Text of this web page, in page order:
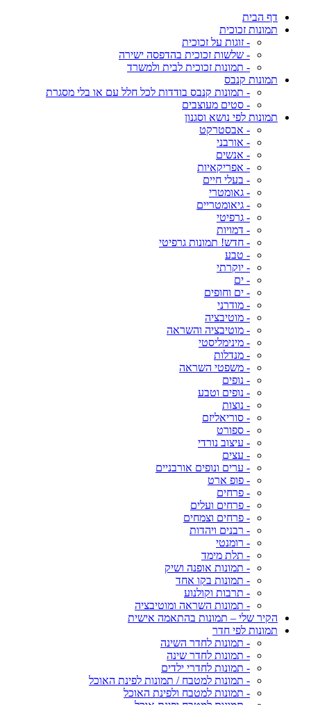
דף הבית
תמונות זכוכית
- זוגות על זכוכית
- שלשות זכוכית בהדפסה ישירה
- תמונות זכוכית לבית ולמשרד
תמונות קנבס
- תמונות קנבס בודדות לכל חלל עם או בלי מסגרת
- סטים מעוצבים
תמונות לפי נושא וסגנון
- אבסטרקט
- אורבני
- אנשים
- אפריקאיות
- בעלי חיים
- גאומטרי
- גיאומטריים
- גרפיטי
- דמויות
- חדש! תמונות גרפיטי
- טבע
- יוקרתי
- ים
- ים וחופים
- מודרני
- מוטיבציה
- מוטיבציה והשראה
- מינימליסטי
- מנדלות
- משפטי השראה
- נופים
- נופים וטבע
- נוצות
- סוריאליזם
- ספורט
- עיצוב נורדי
- עצים
- ערים ונופים אורבניים
- פופ ארט
- פרחים
- פרחים ועלים
- פרחים וצמחים
- רבנים ויהדות
- רומנטי
- תלת מימד
- תמונות אופנה ושיק
- תמונות בקו אחד
- תרבות וקולנוע
- תמונות השראה ומוטיבציה
הקיר שלי – תמונות בהתאמה אישית
תמונות לפי חדר
- תמונות לחדר השינה
- תמונות לחדר שינה
- תמונות לחדרי ילדים
- תמונות למטבח / תמונות לפינת האוכל
- תמונות למטבח ולפינת האוכל